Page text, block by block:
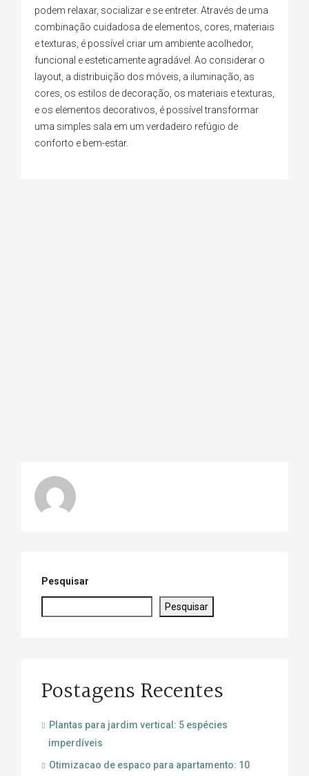
podem relaxar, socializar e se entreter. Através de uma
combinação cuidadosa de elementos, cores, materiais
e texturas, é possível criar um ambiente acolhedor,
funcional e esteticamente agradável. Ao considerar o
layout, a distribuição dos móveis, a iluminação, as
cores, os estilos de decoração, os materiais e texturas,
e os elementos decorativos, é possível transformar
uma simples sala em um verdadeiro refúgio de
conforto e bem-estar.
Pesquisar
Pesquisar
Postagens Recentes
Plantas para jardim vertical: 5 espécies
imperdíveis
Otimizacao de espaco para apartamento: 10